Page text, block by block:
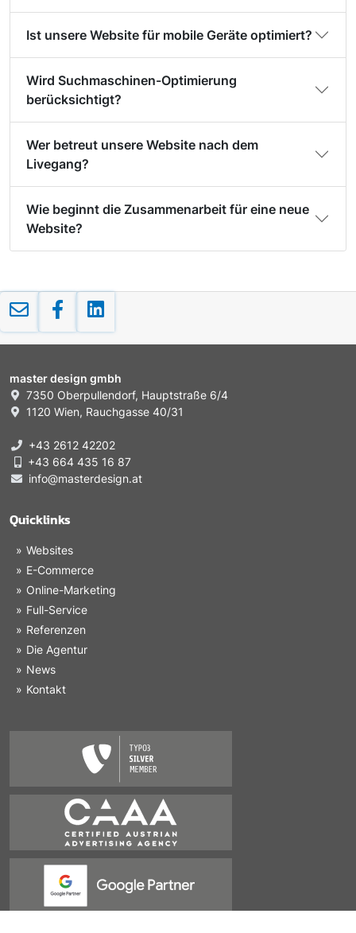
Ist unsere Website für mobile Geräte optimiert?
Wird Suchmaschinen-Optimierung
berücksichtigt?
Wer betreut unsere Website nach dem
Livegang?
Wie beginnt die Zusammenarbeit für eine neue
Website?
master design gmbh
7350 Oberpullendorf, Hauptstraße 6/4
1120 Wien, Rauchgasse 40/31
+43 2612 42202
+43 664 435 16 87
info@masterdesign.at
Quicklinks
Websites
E-Commerce
Online-Marketing
Full-Service
Referenzen
Die Agentur
News
Kontakt